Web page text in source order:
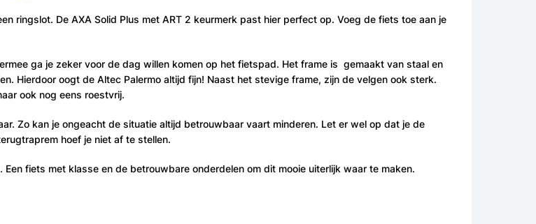
ringslot. De AXA Solid Plus met ART 2 keurmerk past hier perfect op. Voeg de fiets toe aan je
ga je zeker voor de dag willen komen op het fietspad. Het frame is gemaakt van staal en
Hierdoor oogt de Altec Palermo altijd fijn! Naast het stevige frame, zijn de velgen ook sterk.
ook nog eens roestvrij.
Zo kan je ongeacht de situatie altijd betrouwbaar vaart minderen. Let er wel op dat je de
hoef je niet af te stellen.
fiets met klasse en de betrouwbare onderdelen om dit mooie uiterlijk waar te maken.